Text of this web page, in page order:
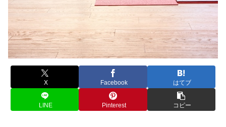
X Facebook はてブ
LINE Pinterest コピー